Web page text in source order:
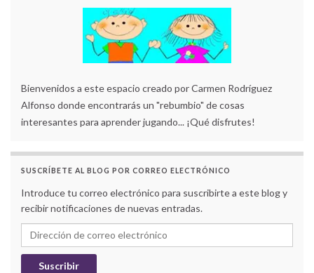
Bienvenidos a este espacio creado por Carmen Rodríguez
Alfonso donde encontrarás un "rebumbio" de cosas
interesantes para aprender jugando... ¡Qué disfrutes!
SUSCRÍBETE AL BLOG POR CORREO ELECTRÓNICO
Introduce tu correo electrónico para suscribirte a este blog y
recibir notificaciones de nuevas entradas.
Dirección de correo electrónico
Suscribir